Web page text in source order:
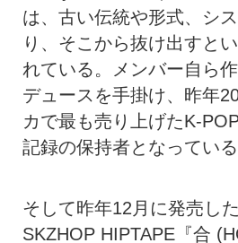
は、古い伝統や形式、シ
り、そこから抜け出すと
れている。メンバー自ら
デュースを手掛け、昨年
カで最も売り上げたK-
記録の保持者となっている
そして昨年12月に発売し
SKZHOP HIPTAPE『合